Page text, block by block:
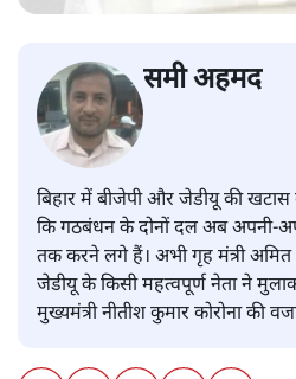
समी अहमद
बिहार में बीजेपी और जेडीयू की खटास
कि गठबंधन के दोनों दल अब अपनी-
तक करने लगे हैं। अभी गृह मंत्री
जेडीयू के किसी महत्वपूर्ण नेता ने
मुख्यमंत्री नीतीश कुमार कोरोना की